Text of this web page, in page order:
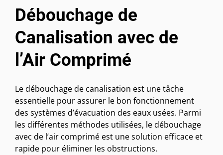
Débouchage de
Canalisation avec de
l’Air Comprimé
Le débouchage de canalisation est une tâche
essentielle pour assurer le bon fonctionnement
des systèmes d’évacuation des eaux usées. Parmi
les différentes méthodes utilisées, le débouchage
avec de l’air comprimé est une solution efficace et
rapide pour éliminer les obstructions.